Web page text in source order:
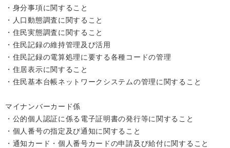
・身分事項に関すること
・人口動態調査に関すること
・住民実態調査に関すること
・住民記録の維持管理及び活用
・住民記録の電算処理に要する各種コードの管理
・住居表示に関すること
・住民基本台帳ネットワークシステムの管理に関すること
マイナンバーカード係
・公的個人認証に係る電子証明書の発行等に関すること
・個人番号の指定及び通知に関すること
・通知カード・個人番号カードの申請及び給付に関すること